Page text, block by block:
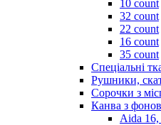
10 count
32 count
22 count
16 count
35 count
Спеціальні
Рушники,
Сорочки з
Канва з
Aida